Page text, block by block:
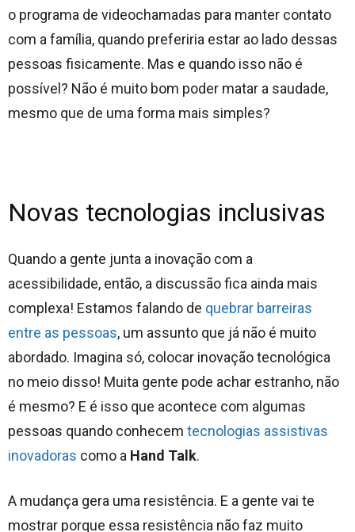
o programa de videochamadas para manter contato
com a família, quando preferiria estar ao lado dessas
pessoas fisicamente. Mas e quando isso não é
possível? Não é muito bom poder matar a saudade,
mesmo que de uma forma mais simples?
Novas tecnologias inclusivas
Quando a gente junta a inovação com a
acessibilidade, então, a discussão fica ainda mais
complexa! Estamos falando de quebrar barreiras
entre as pessoas, um assunto que já não é muito
abordado. Imagina só, colocar inovação tecnológica
no meio disso! Muita gente pode achar estranho, não
é mesmo? E é isso que acontece com algumas
pessoas quando conhecem tecnologias assistivas
inovadoras como a Hand Talk.
A mudança gera uma resistência. E a gente vai te
mostrar porque essa resistência não faz muito